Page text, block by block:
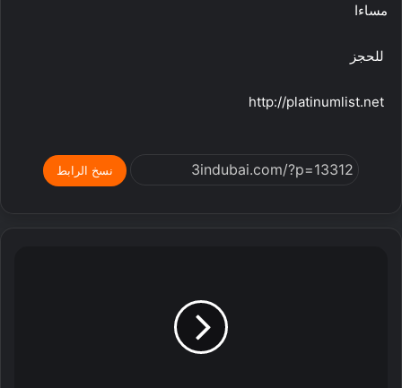
مساءا
للحجز
نسخ الرابط